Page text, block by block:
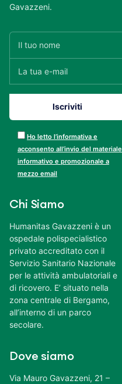
Gavazzeni.
Ho letto l’informativa e
acconsento all’invio del materiale
informativo e promozionale a
mezzo email
Chi Siamo
Humanitas Gavazzeni è un
ospedale polispecialistico
privato accreditato con il
Servizio Sanitario Nazionale
per le attività ambulatoriali e
di ricovero. E’ situato nella
zona centrale di Bergamo,
all’interno di un parco
secolare.
Dove siamo
Via Mauro Gavazzeni, 21 –